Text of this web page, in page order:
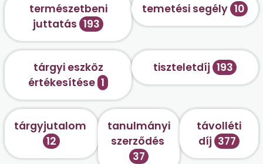
természetbeni
juttatás 193
temetési segély 10
tárgyi eszköz
értékesítése 1
tiszteletdíj 193
tárgyjutalom
12
tanulmányi
szerződés
37
távolléti
díj 377